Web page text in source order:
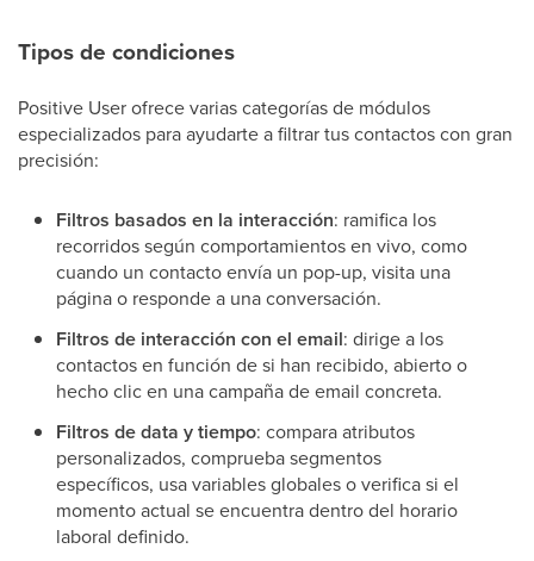
Tipos de condiciones
Positive User ofrece varias categorías de módulos
especializados para ayudarte a filtrar tus contactos con gran
precisión:
Filtros basados en la interacción: ramifica los
recorridos según comportamientos en vivo, como
cuando un contacto envía un pop-up, visita una
página o responde a una conversación.
Filtros de interacción con el email: dirige a los
contactos en función de si han recibido, abierto o
hecho clic en una campaña de email concreta.
Filtros de data y tiempo: compara atributos
personalizados, comprueba segmentos
específicos, usa variables globales o verifica si el
momento actual se encuentra dentro del horario
laboral definido.